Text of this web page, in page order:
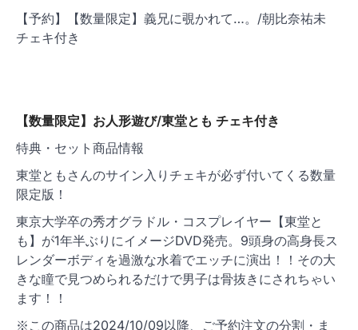
【予約】【数量限定】義兄に覗かれて…。/朝比奈祐未
チェキ付き
【数量限定】お人形遊び/東堂とも チェキ付き
特典・セット商品情報
東堂ともさんのサイン入りチェキが必ず付いてくる数量
限定版！
東京大学卒の秀才グラドル・コスプレイヤー【東堂と
も】が1年半ぶりにイメージDVD発売。9頭身の高身長ス
レンダーボディを過激な水着でエッチに演出！！その大
きな瞳で見つめられるだけで男子は骨抜きにされちゃい
ます！！
※この商品は2024/10/09以降、ご予約注文の分割・ま